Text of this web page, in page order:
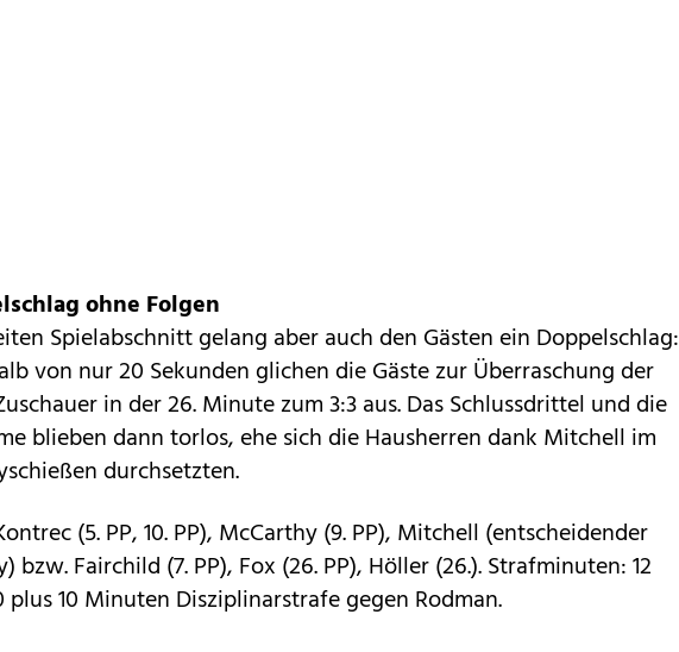
ohne Folgen
Spielabschnitt gelang aber auch den Gästen ein Doppelschlag:
von nur 20 Sekunden glichen die Gäste zur Überraschung der
in der 26. Minute zum 3:3 aus. Das Schlussdrittel und die
blieben dann torlos, ehe sich die Hausherren dank Mitchell im
durchsetzten.
(5. PP, 10. PP), McCarthy (9. PP), Mitchell (entscheidender
bzw. Fairchild (7. PP), Fox (26. PP), Höller (26.). Strafminuten: 12
plus 10 Minuten Disziplinarstrafe gegen Rodman.